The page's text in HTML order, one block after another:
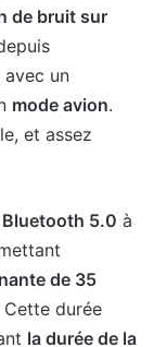
de bruit sur
avec un
mode avion.
et assez
Bluetooth 5.0 à
de 35
durée
la durée de la